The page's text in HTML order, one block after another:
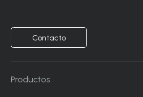
Contacto
Productos